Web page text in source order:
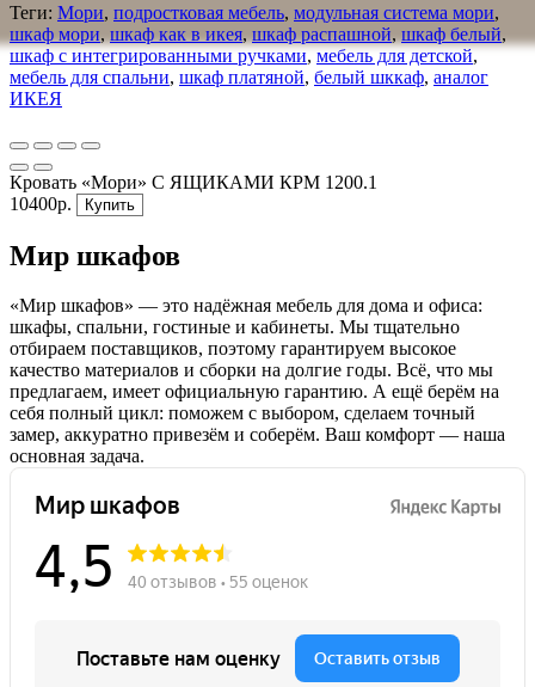
Теги: Мори, подростковая мебель, модульная система мори,
шкаф мори, шкаф как в икея, шкаф распашной, шкаф белый,
шкаф с интегрированными ручками, мебель для детской,
мебель для спальни, шкаф платяной, белый шккаф, аналог
ИКЕЯ
Кровать «Мори» С ЯЩИКАМИ КРМ 1200.1
10400р.
Купить
Мир шкафов
«Мир шкафов» — это надёжная мебель для дома и офиса:
шкафы, спальни, гостиные и кабинеты. Мы тщательно
отбираем поставщиков, поэтому гарантируем высокое
качество материалов и сборки на долгие годы. Всё, что мы
предлагаем, имеет официальную гарантию. А ещё берём на
себя полный цикл: поможем с выбором, сделаем точный
замер, аккуратно привезём и соберём. Ваш комфорт — наша
основная задача.